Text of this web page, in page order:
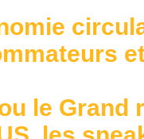
le Grand